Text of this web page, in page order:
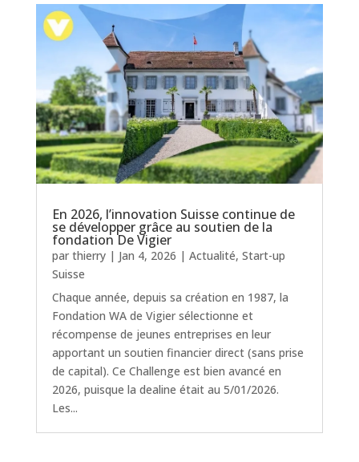
En 2026, l’innovation Suisse continue de
se développer grâce au soutien de la
fondation De Vigier
par thierry| Jan 4, 2026 | Actualité, Start-up
Suisse
Chaque année, depuis sa création en 1987, la
Fondation WA de Vigier sélectionne et
récompense de jeunes entreprises en leur
apportant un soutien financier direct (sans prise
de capital). Ce Challenge est bien avancé en
2026, puisque la dealine était au 5/01/2026.
Les...